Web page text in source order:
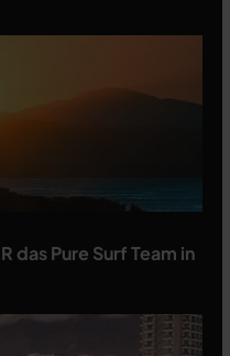
das Pure Surf Team in